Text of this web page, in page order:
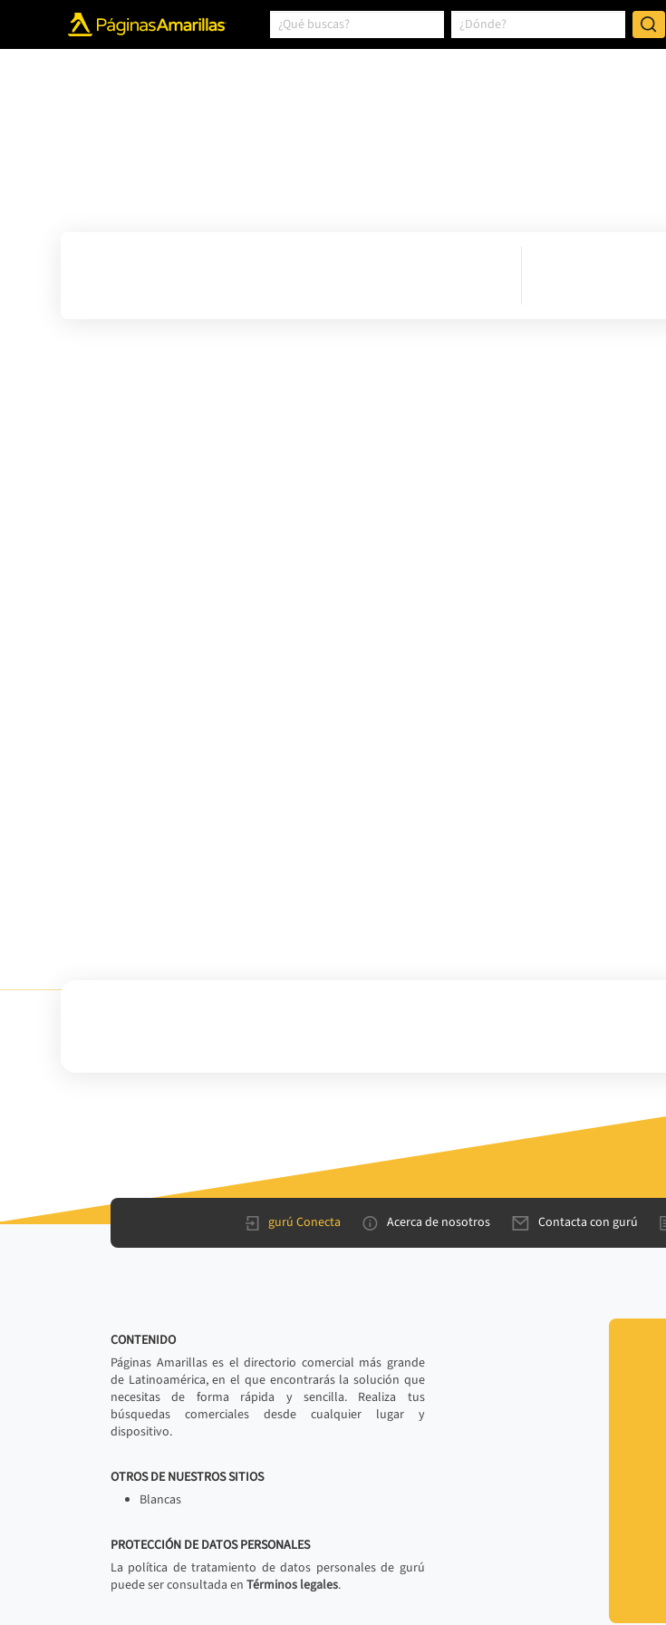
gurú Conecta Acerca de nosotros Contacta con gurú
CONTENIDO
Páginas Amarillas es el directorio comercial más grande
de Latinoamérica, en el que encontrarás la solución que
necesitas de forma rápida y sencilla. Realiza tus
búsquedas comerciales desde cualquier lugar y
dispositivo.
OTROS DE NUESTROS SITIOS
Blancas
PROTECCIÓN DE DATOS PERSONALES
La política de tratamiento de datos personales de gurú
puede ser consultada en Términos legales.